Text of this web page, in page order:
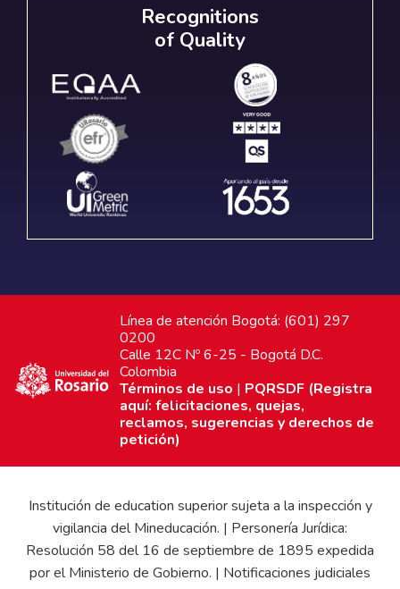
Recognitions
of Quality
Línea de atención Bogotá: (601) 297
0200
Calle 12C Nº 6-25 - Bogotá D.C.
Colombia
Términos de uso | PQRSDF (Registra
aquí: felicitaciones, quejas,
reclamos, sugerencias y derechos de
petición)
Institución de education superior sujeta a la inspección y
vigilancia del Mineducación. | Personería Jurídica:
Resolución 58 del 16 de septiembre de 1895 expedida
por el Ministerio de Gobierno. | Notificaciones judiciales